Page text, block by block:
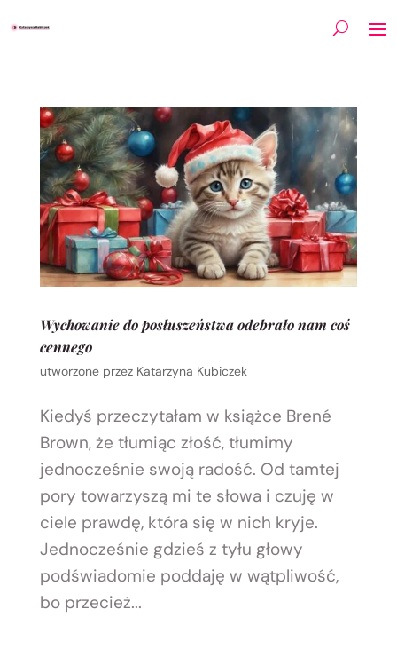
Wychowanie do posłuszeństwa odebrało nam coś
cennego
utworzone przez Katarzyna Kubiczek
Kiedyś przeczytałam w książce Brené
Brown, że tłumiąc złość, tłumimy
jednocześnie swoją radość. Od tamtej
pory towarzyszą mi te słowa i czuję w
ciele prawdę, która się w nich kryje.
Jednocześnie gdzieś z tyłu głowy
podświadomie poddaję w wątpliwość,
bo przecież...